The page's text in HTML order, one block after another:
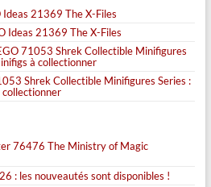
Ideas 21369 The X-Files
Ideas 21369 The X-Files
71053 Shrek Collectible Minifigures
à collectionner
Shrek Collectible Minifigures Series :
collectionner
76476 The Ministry of Magic
: les nouveautés sont disponibles !